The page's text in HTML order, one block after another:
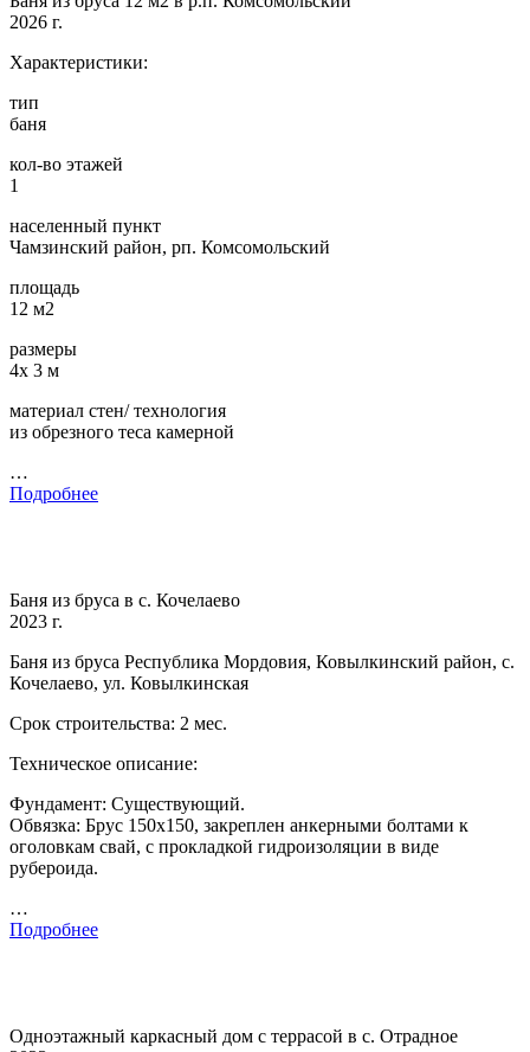
2026 г.
Характеристики:
тип
баня
кол-во этажей
1
населенный пункт
Чамзинский район, рп. Комсомольский
площадь
12 м2
размеры
4х 3 м
материал стен/ технология
из обрезного теса камерной
…
Подробнее
Баня из бруса в с. Кочелаево
2023 г.
Баня из бруса Республика Мордовия, Ковылкинский район, с.
Кочелаево, ул. Ковылкинская
Срок строительства: 2 мес.
Техническое описание:
Фундамент: Существующий.
Обвязка: Брус 150х150, закреплен анкерными болтами к
оголовкам свай, с прокладкой гидроизоляции в виде
рубероида.
…
Подробнее
Одноэтажный каркасный дом с террасой в с. Отрадное